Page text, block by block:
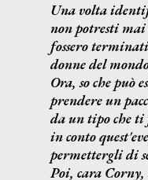
Una volta
non potresti
fossero
donne del
Ora, so che può
prendere un
da un tipo che ti
in conto
permettergli di
Poi, cara